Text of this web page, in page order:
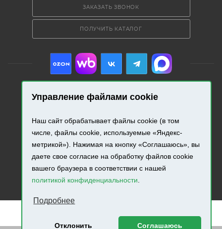
Управление файлами cookie
Наш сайт обрабатывает файлы cookie (в том
числе, файлы cookie, используемые «Яндекс-
метрикой»). Нажимая на кнопку «Соглашаюсь», вы
даете свое согласие на обработку файлов cookie
вашего браузера в соответствии с нашей
политикой конфиденциальности.
Подробнее
Отклонить Соглашаюсь
ЗАКАЗАТЬ ЗВОНОК
ПОЛУЧИТЬ КАТАЛОГ
Разработка и продвижение сайта.